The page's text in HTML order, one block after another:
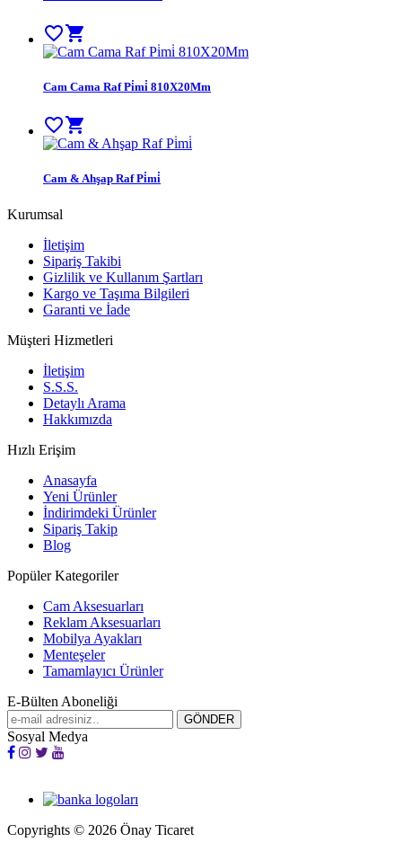
favorite_bordershopping_cart
Cam Cama Raf Pi̇mi̇ 810X20Mm
favorite_bordershopping_cart
Cam & Ahşap Raf Pi̇mi̇
Kurumsal
İletişim
Sipariş Takibi
Gizlilik ve Kullanım Şartları
Kargo ve Taşıma Bilgileri
Garanti ve İade
Müşteri Hizmetleri
İletişim
S.S.S.
Detaylı Arama
Hakkımızda
Hızlı Erişim
Anasayfa
Yeni Ürünler
İndirimdeki Ürünler
Sipariş Takip
Blog
Popüler Kategoriler
Cam Aksesuarları
Reklam Aksesuarları
Mobilya Ayakları
Menteşeler
Tamamlayıcı Ürünler
E-Bülten Aboneliği
Sosyal Medya
Copyrights © 2026 Önay Ticaret